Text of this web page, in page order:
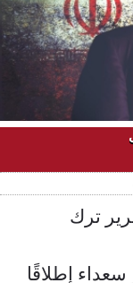
ترك
إطلاقًا